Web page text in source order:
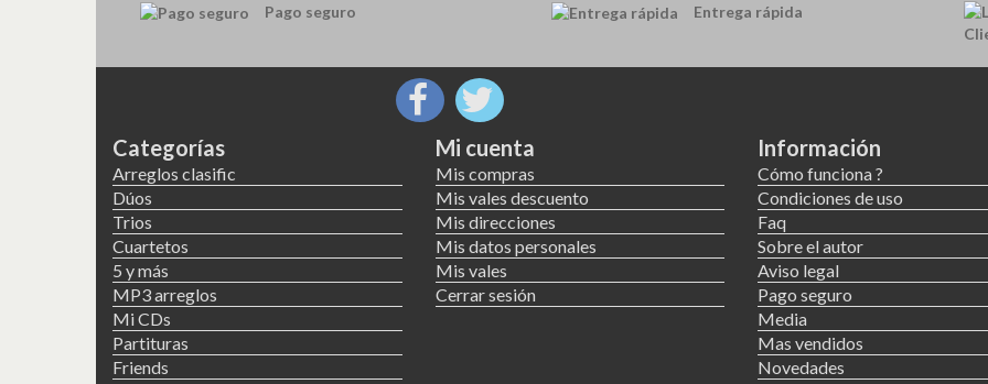
Pago seguro Entrega rápida
Categorías
Arreglos clasific
Dúos
Trios
Cuartetos
5 y más
MP3 arreglos
Mi CDs
Partituras
Friends
Mi cuenta
Mis compras
Mis vales descuento
Mis direcciones
Mis datos personales
Mis vales
Cerrar sesión
Información
Cómo funciona ?
Condiciones de uso
Faq
Sobre el autor
Aviso legal
Pago seguro
Media
Mas vendidos
Novedades